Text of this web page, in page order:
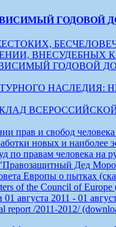
ГОДОВОЙ
ВНЕСУДЕБНЫХ
ГОДОВОЙ
ВСЕРОССИЙСКОЙ
прав и свобод человека
новых и наиболее
правам человека на
Дед
Европы о пытках
of the Council of Europe
августа 2011 - 01
report /2011-2012/